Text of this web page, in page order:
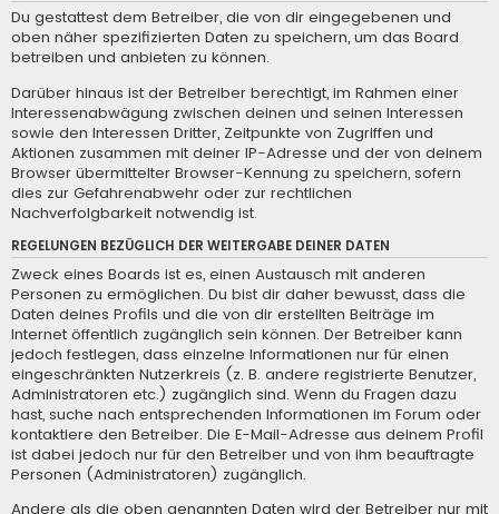
Du gestattest dem Betreiber, die von dir eingegebenen und
oben näher spezifizierten Daten zu speichern, um das Board
betreiben und anbieten zu können.
Darüber hinaus ist der Betreiber berechtigt, im Rahmen einer
Interessenabwägung zwischen deinen und seinen Interessen
sowie den Interessen Dritter, Zeitpunkte von Zugriffen und
Aktionen zusammen mit deiner IP-Adresse und der von deinem
Browser übermittelter Browser-Kennung zu speichern, sofern
dies zur Gefahrenabwehr oder zur rechtlichen
Nachverfolgbarkeit notwendig ist.
REGELUNGEN BEZÜGLICH DER WEITERGABE DEINER DATEN
Zweck eines Boards ist es, einen Austausch mit anderen
Personen zu ermöglichen. Du bist dir daher bewusst, dass die
Daten deines Profils und die von dir erstellten Beiträge im
Internet öffentlich zugänglich sein können. Der Betreiber kann
jedoch festlegen, dass einzelne Informationen nur für einen
eingeschränkten Nutzerkreis (z. B. andere registrierte Benutzer,
Administratoren etc.) zugänglich sind. Wenn du Fragen dazu
hast, suche nach entsprechenden Informationen im Forum oder
kontaktiere den Betreiber. Die E-Mail-Adresse aus deinem Profil
ist dabei jedoch nur für den Betreiber und von ihm beauftragte
Personen (Administratoren) zugänglich.
Andere als die oben genannten Daten wird der Betreiber nur mit